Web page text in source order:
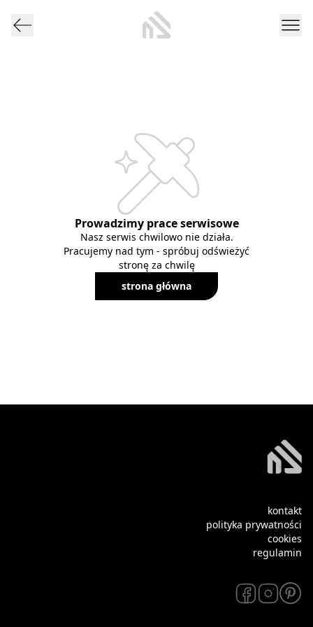
Prowadzimy prace serwisowe
Nasz serwis chwilowo nie działa.
Pracujemy nad tym - spróbuj odświeżyć
stronę za chwilę
strona główna
kontakt
polityka prywatności
cookies
regulamin